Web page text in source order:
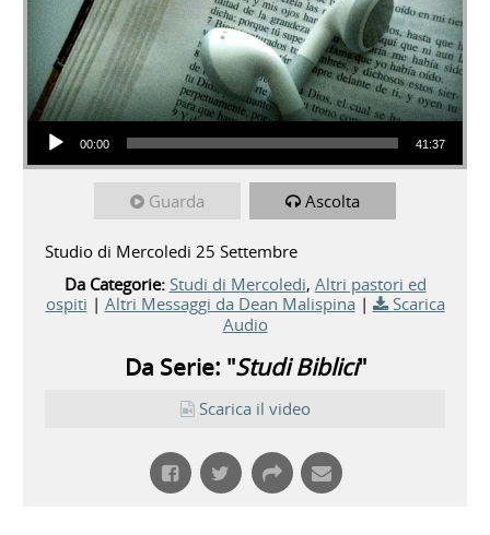
Audio Player
00:00 41:37
Guarda Ascolta
Studio di Mercoledi 25 Settembre
Da Categorie: Studi di Mercoledi, Altri pastori ed
ospiti | Altri Messaggi da Dean Malispina |
Scarica
Audio
Da Serie: "Studi Biblici"
Scarica il video